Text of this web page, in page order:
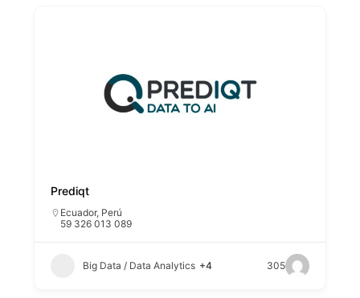
Prediqt
Ecuador, Perú
59 326 013 089
Big Data / Data Analytics +4 305